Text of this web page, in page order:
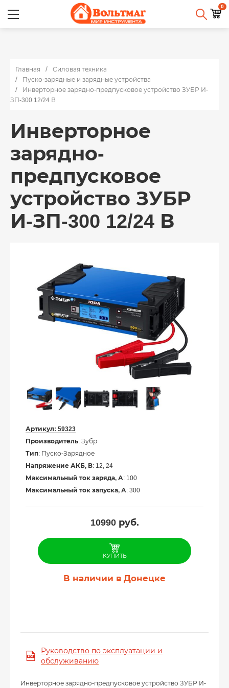
0
Главная
Силовая техника
Пуско-зарядные и зарядные устройства
Инверторное зарядно-предпусковое устройство ЗУБР И-
ЗП-300 12/24 В
Инверторное
зарядно-
предпусковое
устройство ЗУБР
И-ЗП-300 12/24 В
Артикул: 59323
Производитель: Зубр
Тип: Пуско-Зарядное
Напряжение АКБ, В: 12, 24
Максимальный ток заряда, А: 100
Максимальный ток запуска, А: 300
10990руб.
КУПИТЬ
В наличии в Донецке
Руководство по эксплуатации и
обслуживанию
Инверторное зарядно-предпусковое устройство ЗУБР И-